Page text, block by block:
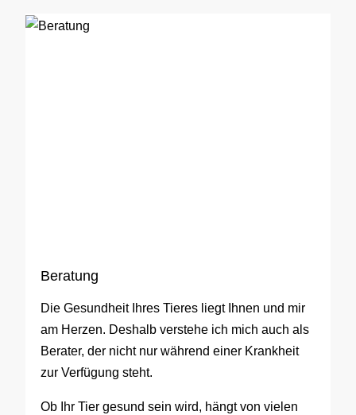
Beratung
Die Gesundheit Ihres Tieres liegt Ihnen und mir
am Herzen. Deshalb verstehe ich mich auch als
Berater, der nicht nur während einer Krankheit
zur Verfügung steht.
Ob Ihr Tier gesund sein wird, hängt von vielen